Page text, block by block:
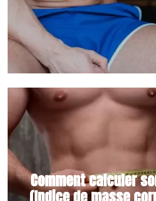
Comment calculer